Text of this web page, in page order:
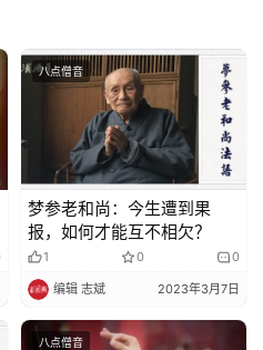
八点僧音
梦参老和尚：今生遭到果
报，如何才能互不相欠？
1 0 0
编辑 志斌 2023年3月7日
八点僧音